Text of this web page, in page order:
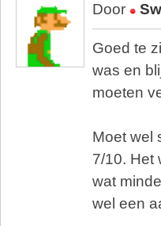
Door
Goed te
was en
moeten
Moet wel
7/10. Het
wat
wel een